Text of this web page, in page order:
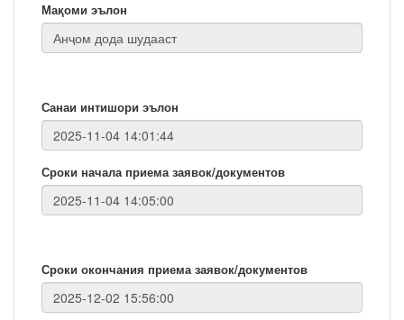
Мақоми эълон
Санаи интишори эълон
Сроки начала приема заявок/документов
Сроки окончания приема заявок/документов